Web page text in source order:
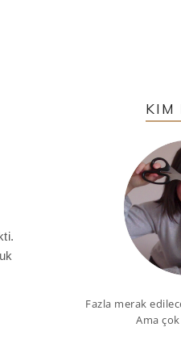
KIM
Fazla merak
Ama